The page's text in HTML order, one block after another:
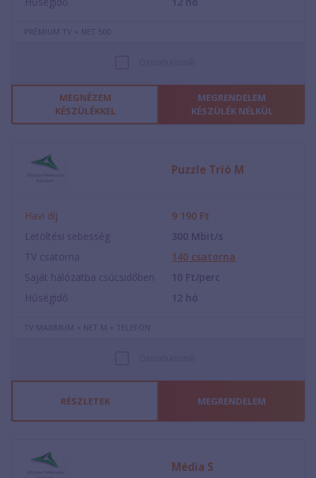
PRÉMIUM TV + NET 500
MEGNÉZEM
KÉSZÜLÉKKEL
MEGRENDELEM
KÉSZÜLÉK NÉLKÜL
Puzzle Trió M
Havi díj 9 190 Ft
Letöltési sebesség
300 Mbit/s
TV csatorna
140 csatorna
Saját hálózatba csúcsidőben
10 Ft/perc
Hűségidő
12 hó
TV MAXIMUM + NET M + TELEFON
RÉSZLETEK MEGRENDELEM
Média S